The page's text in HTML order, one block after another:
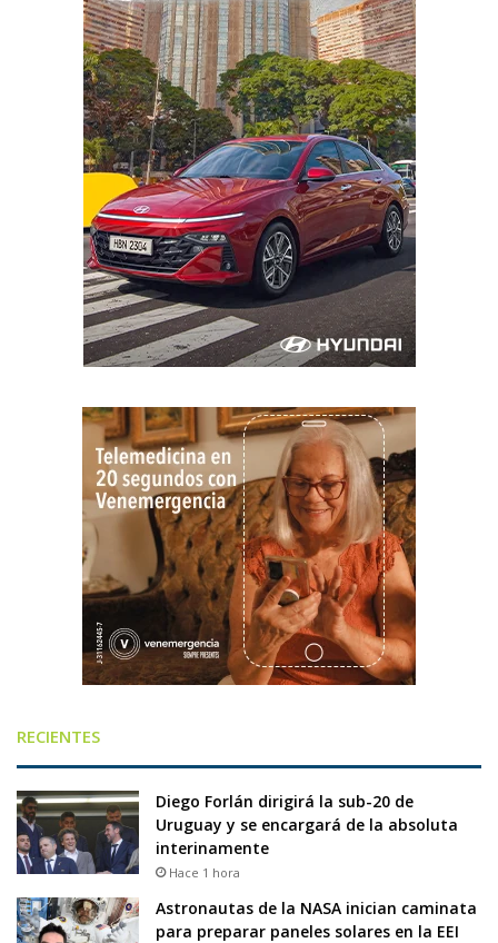
RECIENTES
Diego Forlán dirigirá la sub-20 de
Uruguay y se encargará de la absoluta
interinamente
Hace 1 hora
Astronautas de la NASA inician caminata
para preparar paneles solares en la EEI